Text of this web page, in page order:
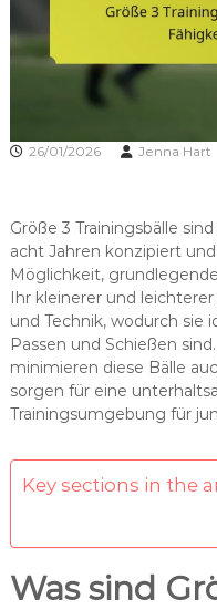
26/01/2026 Jenna Hart
Größe 3 Trainingsbälle
acht Jahren konzipiert
Möglichkeit,
Ihr kleinerer und
und Technik, wodurch sie
Passen und Schießen
minimieren diese Bälle
sorgen für eine
Trainingsumgebung für
Key sections in the
Was sind